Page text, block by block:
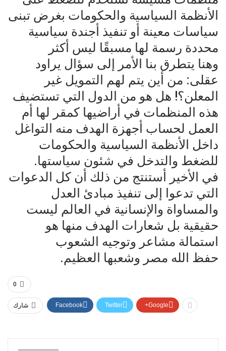
الأنظمة السياسية والحكومات بغرض تبنى
سياسات معينة أو تنفيذ أجندة سياسية
محددة رسمة لها مسبقًا ليس أكثر
وهنا يتطرق بنا الأمر إلى سؤال يراود
عقلى: من أين يتم لهم التمويل غير
المعلن؟! هل هو من الدول التي تستضيف
هذه المنظمات في أراضيها كمقر لها أم
العمل لحساب أجهزة الهدف منه التواغل
داخل الأنظمة السياسية والحكومات
للضغط والتدخل في شئون سياستها.
في الأخير أستنتج من ذلك أن كل الدعوات
التي تدعوا إلى تنفيذ مبادئ العدل
والمساواة والإنسانية في العالم ليست
حقيقية بل شعارات الهدف منها هو
استمالة مشاعر وتوجيه الشعوب
حفظ الله مصر وشعبها العظيم.
0
شارك Facebook Twitter Google+